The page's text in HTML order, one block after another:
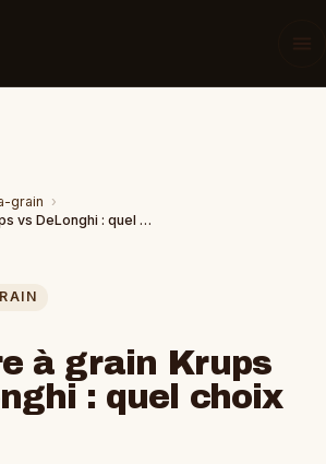
grain ›
Cafetière à grain Krups vs DeLonghi : quel choix ?
à grain Krups
: quel choix